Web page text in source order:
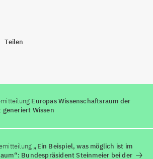
Teilen
Europas Wissenschaftsraum der
Wissen
„Ein Beispiel, was möglich ist im
Bundespräsident Steinmeier bei der